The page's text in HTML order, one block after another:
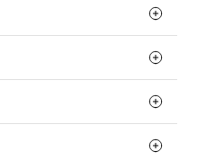
jest z myślą o
i
kwiaty na terenie całej
kwiatów, kwiaty